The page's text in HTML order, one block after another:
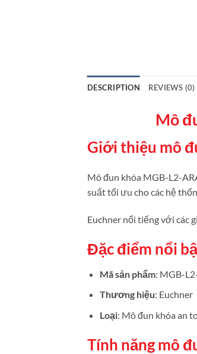
DESCRIPTION REVIEWS (0)
Mô
Giới thiệu mô
Mô đun khóa MGB-L2-
suất tối ưu cho các hệ
Euchner nổi tiếng với các
Đặc điểm nổi
Mã sản phẩm: MGB-
Thương hiệu: Euchner
Loại: Mô đun khóa an
Tính năng mô